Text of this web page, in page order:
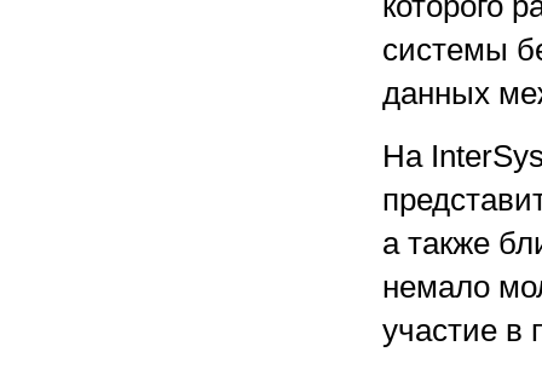
системы
данных
На
а также
немало
участие в